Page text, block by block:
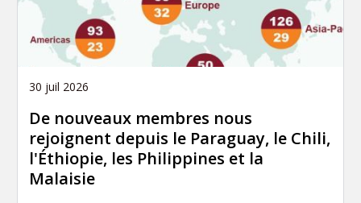
30 juil 2026
De nouveaux membres nous
rejoignent depuis le Paraguay, le Chili,
l'Éthiopie, les Philippines et la
Malaisie